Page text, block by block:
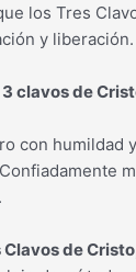
los Tres
y liberación.
clavos de
con humildad
Clavos de